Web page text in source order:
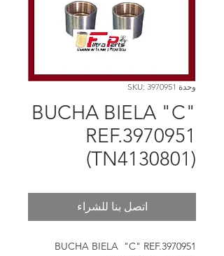
وحدة SKU: 3970951
BUCHA BIELA "C"
REF.3970951
(TN4130801)
اتصل بنا للشراء
BUCHA BIELA "C" REF.3970951